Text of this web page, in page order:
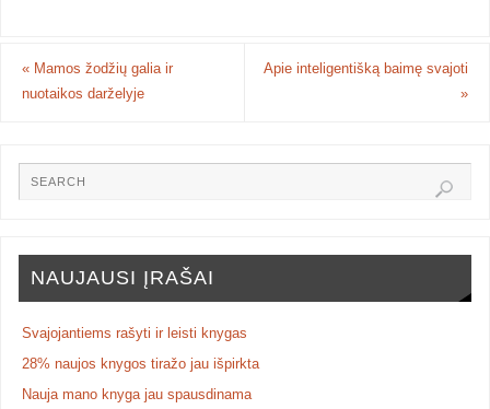
«Mamos žodžių galia ir
nuotaikos darželyje
Apie inteligentišką baimę svajoti
»
NAUJAUSI ĮRAŠAI
Svajojantiems rašyti ir leisti knygas
28% naujos knygos tiražo jau išpirkta
Nauja mano knyga jau spausdinama